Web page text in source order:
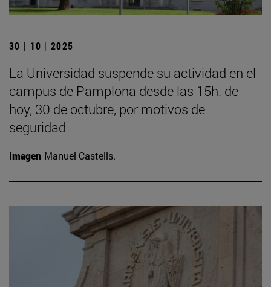
30 | 10 | 2025
La Universidad suspende su actividad en el
campus de Pamplona desde las 15h. de
hoy, 30 de octubre, por motivos de
seguridad
Imagen Manuel Castells.